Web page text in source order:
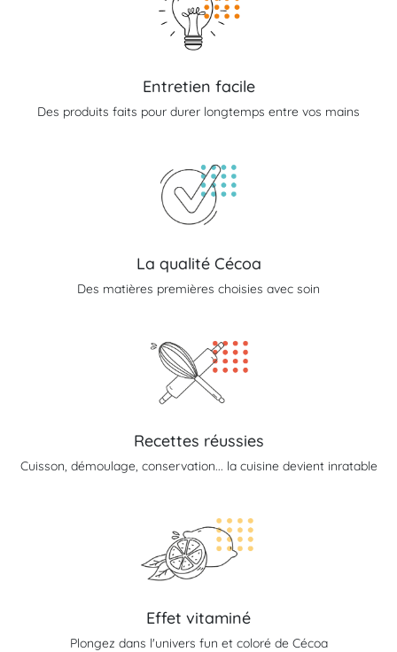
Entretien facile
Des produits faits pour durer longtemps entre vos mains
La qualité Cécoa
Des matières premières choisies avec soin
Recettes réussies
Cuisson, démoulage, conservation... la cuisine devient inratable
Effet vitaminé
Plongez dans l'univers fun et coloré de Cécoa